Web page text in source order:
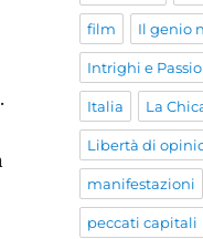
film Il genio
Intrighi e
Italia La
Libertà di
manifestazioni
peccati capitali